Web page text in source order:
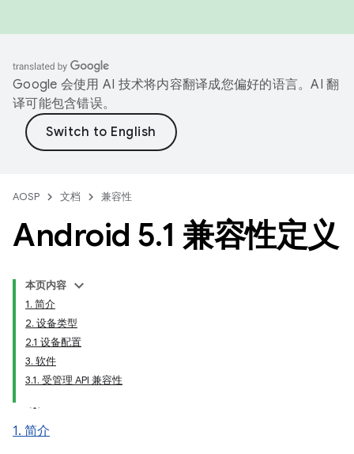
Google 会使用 AI 技术将内容翻译成您偏好的语言。AI 翻
译可能包含错误。
AOSP 文档 兼容性
Android 5.1 兼容性定义
本页内容
1. 简介
2. 设备类型
2.1 设备配置
3. 软件
3.1. 受管理 API 兼容性
1. 简介